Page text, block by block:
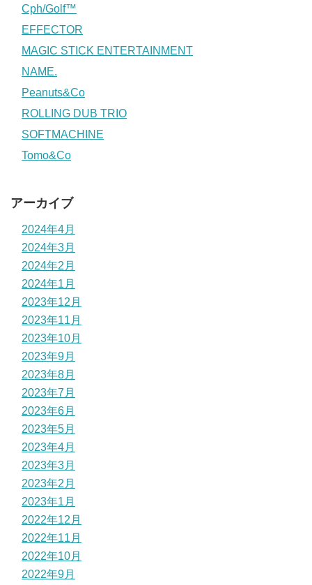
Cph/Golf™
EFFECTOR
MAGIC STICK ENTERTAINMENT
NAME.
Peanuts&Co
ROLLING DUB TRIO
SOFTMACHINE
Tomo&Co
アーカイブ
2024年4月
2024年3月
2024年2月
2024年1月
2023年12月
2023年11月
2023年10月
2023年9月
2023年8月
2023年7月
2023年6月
2023年5月
2023年4月
2023年3月
2023年2月
2023年1月
2022年12月
2022年11月
2022年10月
2022年9月